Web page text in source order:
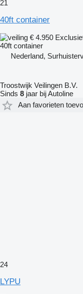
21
40ft container
€ 4.950
40ft container
Nederland,
Troostwijk Veilingen B.V.
Sinds 8 jaar bij Autoline
Aan favorieten
24
LYPU